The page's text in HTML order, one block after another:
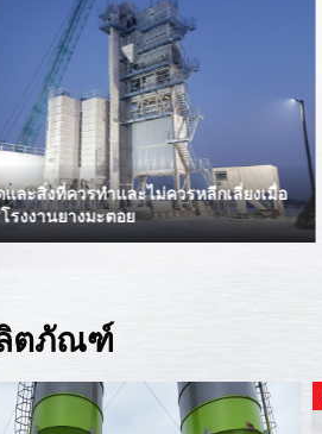
งานของโรงงานผสมยางมะตอยได้
ตภัณฑ์